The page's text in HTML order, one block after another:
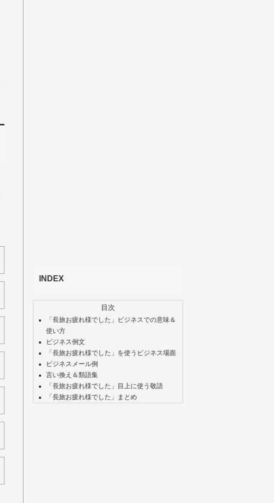
INDEX
目次
「長旅お疲れ様でした」ビジネスでの意味＆
使い方
ビジネス例文
「長旅お疲れ様でした」を使うビジネス場面
ビジネスメール例
言い換え＆類語集
「長旅お疲れ様でした」目上に使う敬語
「長旅お疲れ様でした」まとめ